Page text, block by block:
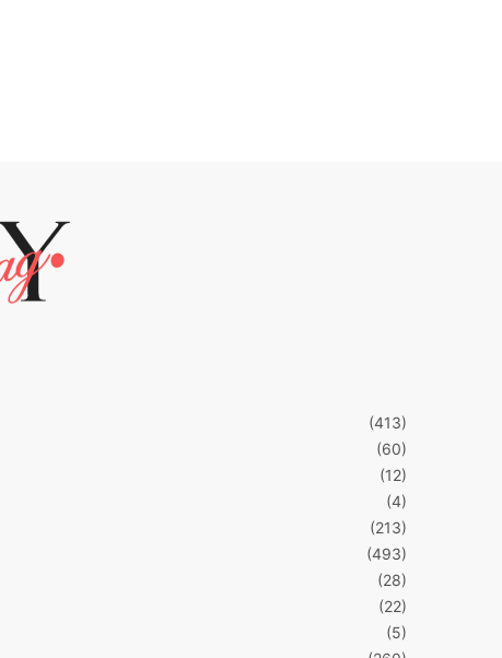
(413)
(60)
(12)
(4)
(213)
(493)
(28)
(22)
(5)